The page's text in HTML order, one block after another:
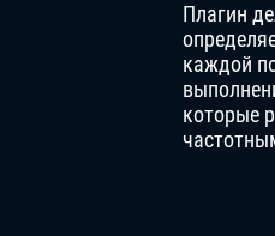
Плагин
каждой
которые